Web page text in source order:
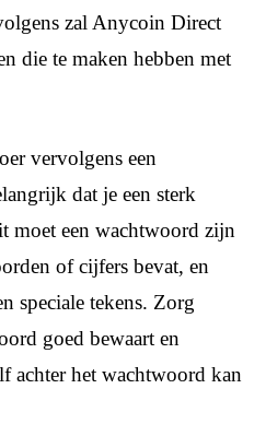
zal Anycoin Direct
die te maken hebben met
vervolgens een
dat je een sterk
moet een wachtwoord zijn
of cijfers bevat, en
speciale tekens. Zorg
goed bewaart en
achter het wachtwoord kan